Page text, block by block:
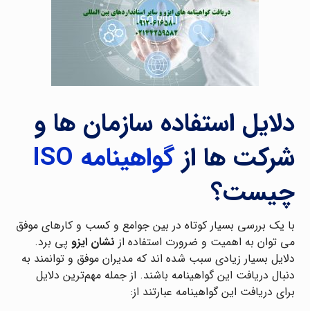
دلایل استفاده سازمان ها و
شرکت ها ازگواهینامه ISO
چیست؟
با یک بررسی بسیار کوتاه در بین جوامع و کسب و کارهای موفق
می ‌توان به اهمیت و ضرورت استفاده از نشان ایزو پی برد.
دلایل بسیار زیادی سبب شده ‌اند که مدیران موفق و توانمند به
دنبال دریافت این گواهینامه باشند. از جمله مهم‌ترین دلایل
برای دریافت این گواهینامه عبارتند از: